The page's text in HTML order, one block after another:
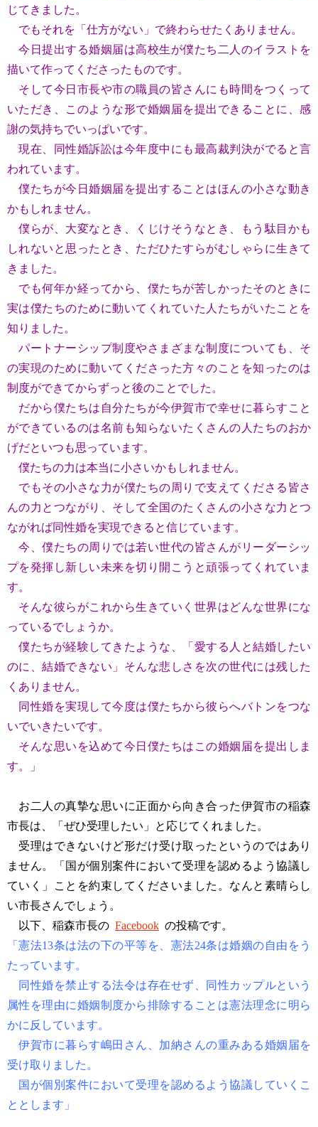
じてきました。
でもそれを「仕⽅がない」で終わらせたくありません。
今⽇提出する婚姻届は高校生が僕たち⼆⼈のイラストを
描いて作ってくださったものです。
そして今⽇市⻑や市の職員の皆さんにも時間をつくって
いただき、このような形で婚姻届を提出できることに、感
謝の気持ちでいっぱいです。
現在、同性婚訴訟は今年度中にも最⾼裁判決がでると⾔
われています。
僕たちが今⽇婚姻届を提出することはほんの⼩さな動き
かもしれません。
僕らが、⼤変なとき、くじけそうなとき、もう駄⽬かも
しれないと思ったとき、ただひたすらがむしゃらに⽣きて
きました。
でも何年か経ってから、僕たちが苦しかったそのときに
実は僕たちのために動いてくれていた⼈たちがいたことを
知りました。
パートナーシップ制度やさまざまな制度についても、そ
の実現のために動いてくださった⽅々のことを知ったのは
制度ができてからずっと後のことでした。
だから僕たちは⾃分たちが今伊賀市で幸せに暮らすこと
ができているのは名前も知らないたくさんの⼈たちのおか
げだといつも思っています。
僕たちの⼒は本当に⼩さいかもしれません。
でもその⼩さな⼒が僕たちの周りで⽀えてくださる皆さ
んの⼒とつながり、そして全国のたくさんの⼩さな⼒とつ
ながれば同性婚を実現できると信じています。
今、僕たちの周りでは若い世代の皆さんがリーダーシッ
プを発揮し新しい未来を切り開こうと頑張ってくれていま
す。
そんな彼らがこれから⽣きていく世界はどんな世界にな
っているでしょうか。
僕たちが経験してきたような、「愛する⼈と結婚したい
のに、結婚できない」そんな悲しさを次の世代には残した
くありません。
同性婚を実現して今度は僕たちから彼らへバトンをつな
いでいきたいです。
そんな思いを込めて今⽇僕たちはこの婚姻届を提出しま
す。」
お二人の真摯な思いに正面から向き合った伊賀市の稲森
市長は、「ぜひ受理したい」と応じてくれました。
受理はできないけど形だけ受け取ったというのではあり
ません。「国が個別案件において受理を認めるよう協議し
ていく」ことを約束してくださいました。なんと素晴らし
い市長さんでしょう。
以下、稲森市長の Facebook の投稿です。
「憲法13条は法の下の平等を、憲法24条は婚姻の自由をう
たっています。
同性婚を禁止する法令は存在せず、同性カップルという
属性を理由に婚姻制度から排除することは憲法理念に明ら
かに反しています。
伊賀市に暮らす嶋田さん、加納さんの重みある婚姻届を
受け取りました。
国が個別案件において受理を認めるよう協議していくこ
ととします」